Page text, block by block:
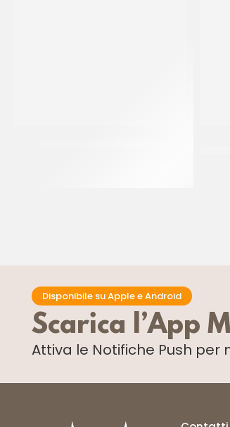
Disponibile su Apple e Android
Scarica l’App
Attiva le Notifiche Push per